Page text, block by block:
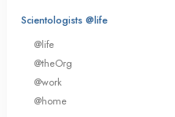
Scientologists @life
@life
@theOrg
@work
@home